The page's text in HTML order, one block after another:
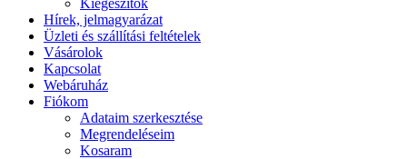
Kiegészítők
Hírek, jelmagyarázat
Üzleti és szállítási feltételek
Vásárolok
Kapcsolat
Webáruház
Fiókom
Adataim szerkesztése
Megrendeléseim
Kosaram